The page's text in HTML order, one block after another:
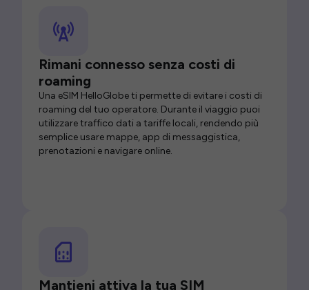
Rimani connesso senza costi di
roaming
Una eSIM HelloGlobe ti permette di evitare i costi di
roaming del tuo operatore. Durante il viaggio puoi
utilizzare traffico dati a tariffe locali, rendendo più
semplice usare mappe, app di messaggistica,
prenotazioni e navigare online.
Mantieni attiva la tua SIM